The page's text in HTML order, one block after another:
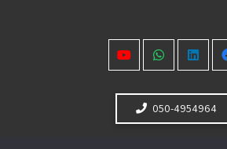
050-4954964